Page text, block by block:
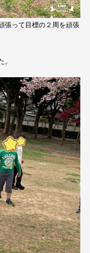
張って目標の２周を頑張